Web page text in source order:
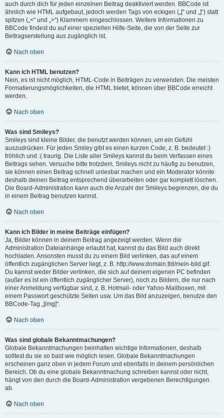
auch durch dich für jeden einzelnen Beitrag deaktiviert werden. BBCode ist
ähnlich wie HTML aufgebaut, jedoch werden Tags von eckigen („[“ und „]“) statt
spitzen („<“ und „>“) Klammern eingeschlossen. Weitere Informationen zu
BBCode findest du auf einer speziellen Hilfe-Seite, die von der Seite zur
Beitragserstellung aus zugänglich ist.
Nach oben
Kann ich HTML benutzen?
Nein, es ist nicht möglich, HTML-Code in Beiträgen zu verwenden. Die meisten
Formatierungsmöglichkeiten, die HTML bietet, können über BBCode erreicht
werden.
Nach oben
Was sind Smileys?
Smileys sind kleine Bilder, die benutzt werden können, um ein Gefühl
auszudrücken. Für jeden Smiley gibt es einen kurzen Code, z. B. bedeutet :)
fröhlich und :( traurig. Die Liste aller Smileys kannst du beim Verfassen eines
Beitrags sehen. Versuche bitte trotzdem, Smileys nicht zu häufig zu benutzen,
sie können einen Beitrag schnell unlesbar machen und ein Moderator könnte
deshalb deinen Beitrag entsprechend überarbeiten oder gar komplett löschen.
Die Board-Administration kann auch die Anzahl der Smileys begrenzen, die du
in einem Beitrag benutzen kannst.
Nach oben
Kann ich Bilder in meine Beiträge einfügen?
Ja, Bilder können in deinem Beitrag angezeigt werden. Wenn die
Administration Dateianhänge erlaubt hat, kannst du das Bild auch direkt
hochladen. Ansonsten musst du zu einem Bild verlinken, das auf einem
öffentlich zugänglichen Server liegt, z. B. http://www.domain.tld/mein-bild.gif.
Du kannst weder Bilder verlinken, die sich auf deinem eigenen PC befinden
(außer es ist ein öffentlich zugänglicher Server), noch zu Bildern, die nur nach
einer Anmeldung verfügbar sind, z. B. Hotmail- oder Yahoo-Mailboxen, mit
einem Passwort geschützte Seiten usw. Um das Bild anzuzeigen, benutze den
BBCode-Tag „[img]“.
Nach oben
Was sind globale Bekanntmachungen?
Globale Bekanntmachungen beinhalten wichtige Informationen, deshalb
solltest du sie so bald wie möglich lesen. Globale Bekanntmachungen
erscheinen ganz oben in jedem Forum und ebenfalls in deinem persönlichen
Bereich. Ob du eine globale Bekanntmachung schreiben kannst oder nicht,
hängt von den durch die Board-Administration vergebenen Berechtigungen
ab.
Nach oben